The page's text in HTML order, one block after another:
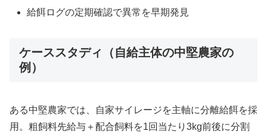
給餌ログの定期確認で異常を早期発見
ケーススタディ（自給主体の中堅農家の
例）
ある中堅農家では、自家サイレージを主軸に分離給餌を採
用。粗飼料先給与＋配合飼料を1回当たり3kg前後に分割